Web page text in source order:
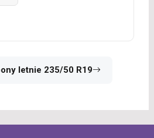
letnie 235/50 R19